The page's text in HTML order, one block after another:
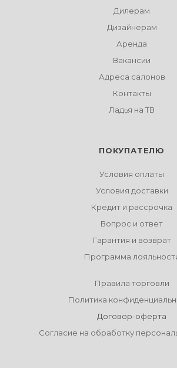
Дилерам
Дизайнерам
Аренда
Вакансии
Адреса салонов
Контакты
Ладья на ТВ
ПОКУПАТЕЛЮ
Условия оплаты
Условия доставки
Кредит и рассрочка
Вопрос и ответ
Гарантия и возврат
Программа
Правила торговли
Политика
Договор-оферта
Согласие на обработку